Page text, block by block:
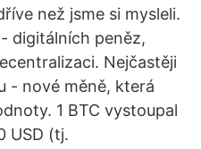
než jsme si mysleli.
digitálních peněz,
Nejčastěji
- nové měně, která
1 BTC vystoupal
USD (tj.